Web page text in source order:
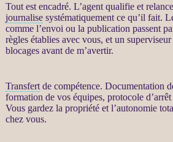
Tout est encadré. L’agentqualifie et relance
journalisesystématiquement ce qu’il fait.
comme l’envoi ou la publication passent
règles établies avec vous, et un
blocages avant de m’avertir.
Transfertde compétence. Documentation
formation de vos équipes, protocole
Vous gardez la propriété et l’autonomie
chez vous.